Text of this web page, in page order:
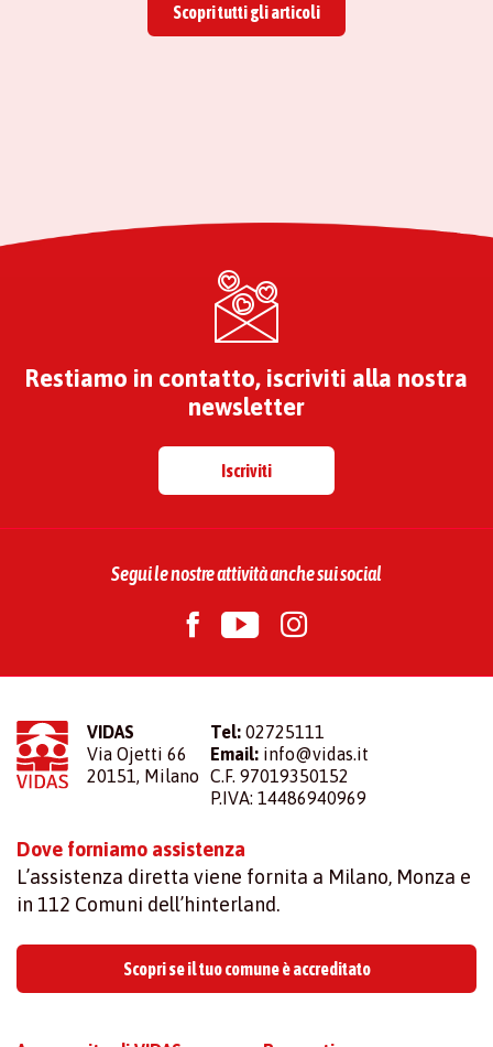
Scopri tutti gli articoli
Restiamo in contatto, iscriviti alla nostra
newsletter
Iscriviti
Segui le nostre attività anche sui social
VIDAS
Via Ojetti 66
20151, Milano
Tel: 02725111
Email: info@vidas.it
C.F. 97019350152
P.IVA: 14486940969
Dove forniamo assistenza
L’assistenza diretta viene fornita a Milano, Monza e
in 112 Comuni dell’hinterland.
Scopri se il tuo comune è accreditato